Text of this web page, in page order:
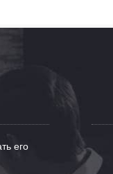
его